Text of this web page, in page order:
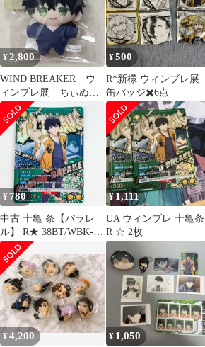
¥2,800
WIND BREAKER ウ
ィンブレ展 ちぃぬ
い ぬいぐるみマスコ
ット 十亀条
¥500
R*新様 ウィンブレ展
缶バッジ✖️6点
¥ 780
中古 十亀 条【パラレ
ル】 R★ 38BT/WBK-1-
011
¥1,111
UA ウィンブレ 十亀条
R ☆ 2枚
¥4,200 ¥ 1,050